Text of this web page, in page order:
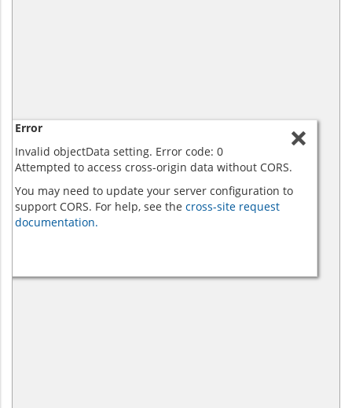
Error
Invalid objectData setting. Error code: 0
Attempted to access cross-origin data without CORS.
You may need to update your server configuration to
support CORS. For help, see the cross-site request
documentation.